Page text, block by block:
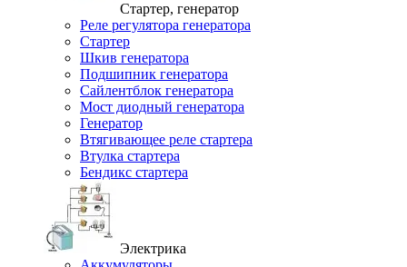
Стартер, генератор
Реле регулятора генератора
Стартер
Шкив генератора
Подшипник генератора
Сайлентблок генератора
Мост диодный генератора
Генератор
Втягивающее реле стартера
Втулка стартера
Бендикс стартера
Электрика